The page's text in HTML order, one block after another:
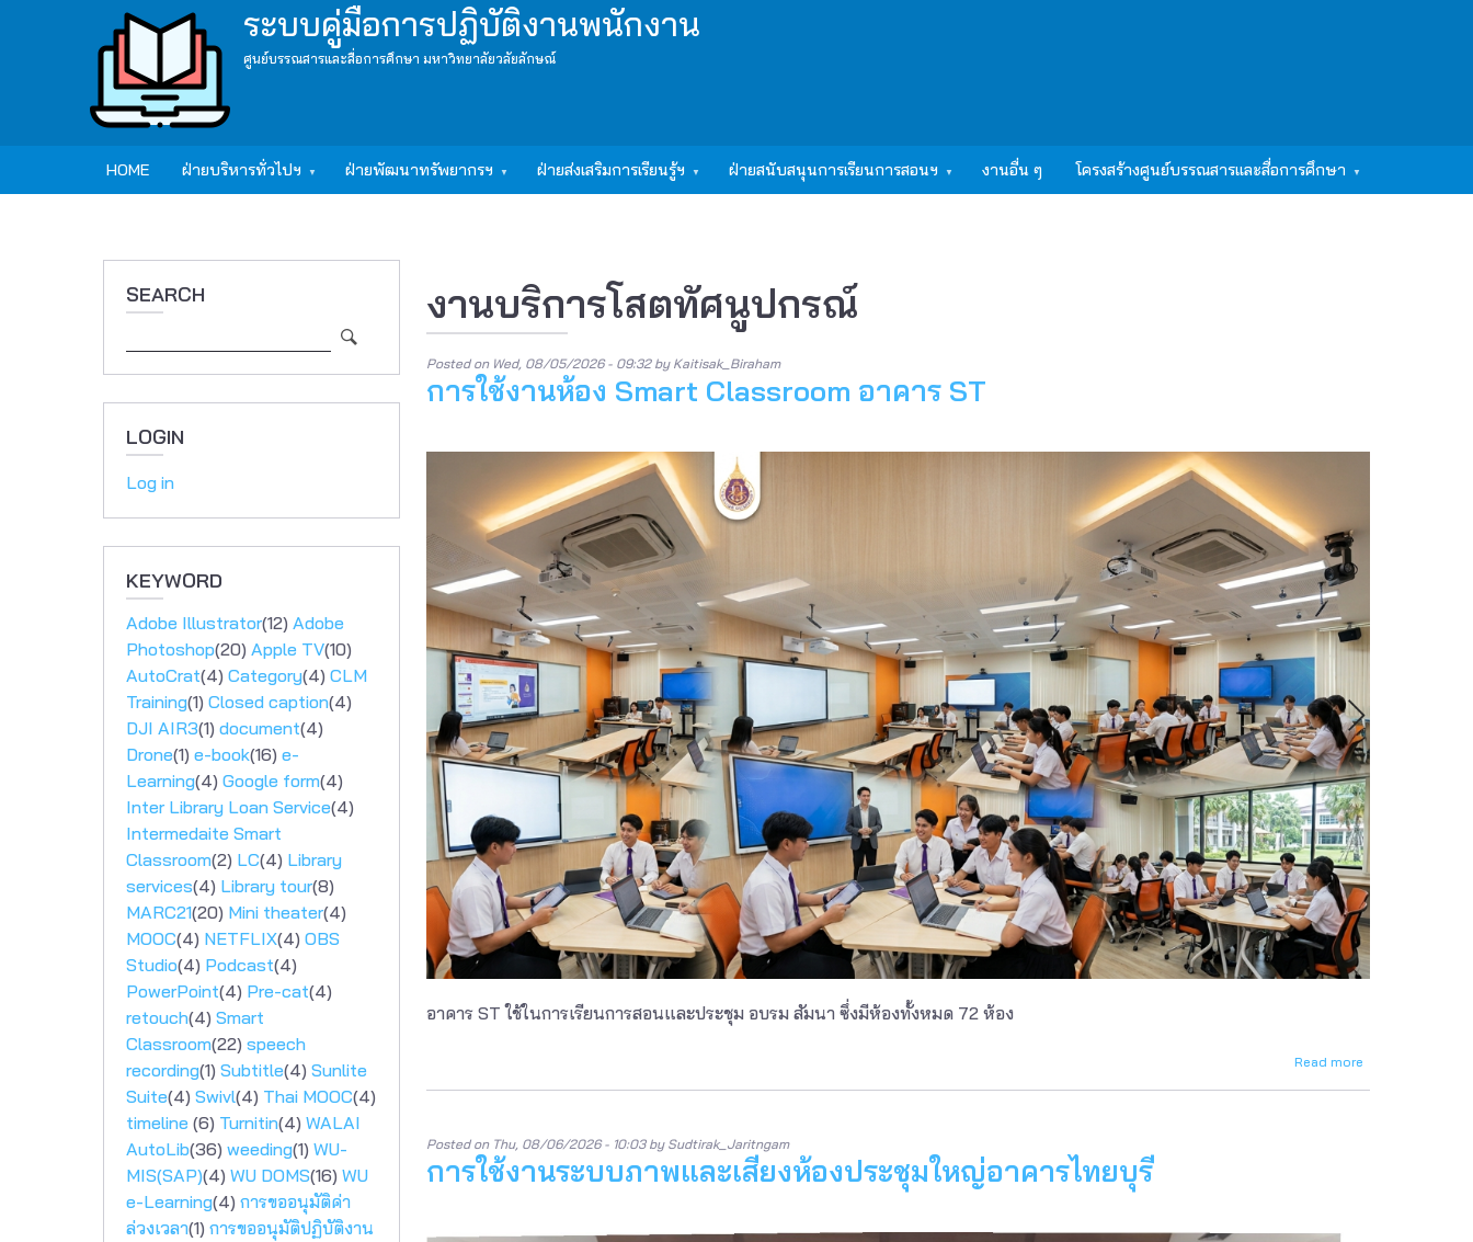
ระบบคู่มือการปฏิบัติงานพนักงาน
ศูนย์บรรณสารและสื่อการศึกษา มหาวิทยาลัยวลัยลักษณ์
Main
HOME ฝ่ายบริหารทั่วไปฯ ฝ่ายพัฒนาทรัพยากรฯ ฝ่ายส่งเสริมการเรียนรู้ฯ ฝ่ายสนับสนุนการเรียนการสอนฯ งานอื่น ๆ โครงสร้างศูนย์บรรณสารและสื่อการศึกษา
SEARCH
LOGIN
Log in
KEYWORD
Adobe Illustrator(12) Adobe
Photoshop(20) Apple TV(10)
AutoCrat(4) Category(4) CLM
Training(1) Closed caption(4)
DJI AIR3(1) document(4)
Drone(1) e-book(16) e-
Learning(4) Google form(4)
Inter Library Loan Service(4)
Intermedaite Smart
Classroom(2) LC(4) Library
services(4) Library tour(8)
MARC21(20) Mini theater(4)
MOOC(4) NETFLIX(4) OBS
Studio(4) Podcast(4)
PowerPoint(4) Pre-cat(4)
retouch(4) Smart
Classroom(22) speech
recording(1) Subtitle(4) Sunlite
Suite(4) Swivl(4) Thai MOOC(4)
timeline (6) Turnitin(4) WALAI
AutoLib(36) weeding(1) WU-
MIS(SAP)(4) WU DOMS(16) WU
e-Learning(4) การขออนุมัติค่า
ล่วงเวลา(1) การขออนุมัติปฏิบัติงาน
งานบริการโสตทัศนูปกรณ์
Posted on Wed, 08/05/2026 - 09:32by Kaitisak_Biraham
การใช้งานห้อง Smart Classroom อาคาร ST
อาคาร ST ใช้ในการเรียนการสอนและประชุม อบรม สัมนา ซึ่งมีห้องทั้งหมด 72 ห้อง
Read more
Posted on Thu, 08/06/2026 - 10:03by Sudtirak_Jaritngam
การใช้งานระบบภาพและเสียงห้องประชุมใหญ่อาคารไทยบุรี